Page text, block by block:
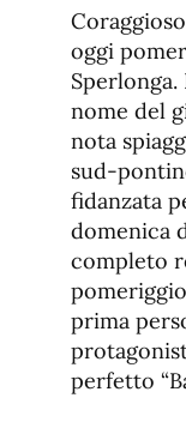
oggi
nome del
nota
sud-
fidanzata
domenica
completo
prima
perfetto